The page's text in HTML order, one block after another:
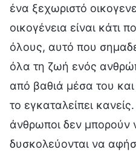
ένα ξεχωριστό
οικογένεια είναι κάτι
όλους, αυτό που
όλα τη ζωή ενός
από βαθιά μέσα του
το εγκαταλείπει κανείς.
άνθρωποι δεν μπορούν
δυσκολεύονται να